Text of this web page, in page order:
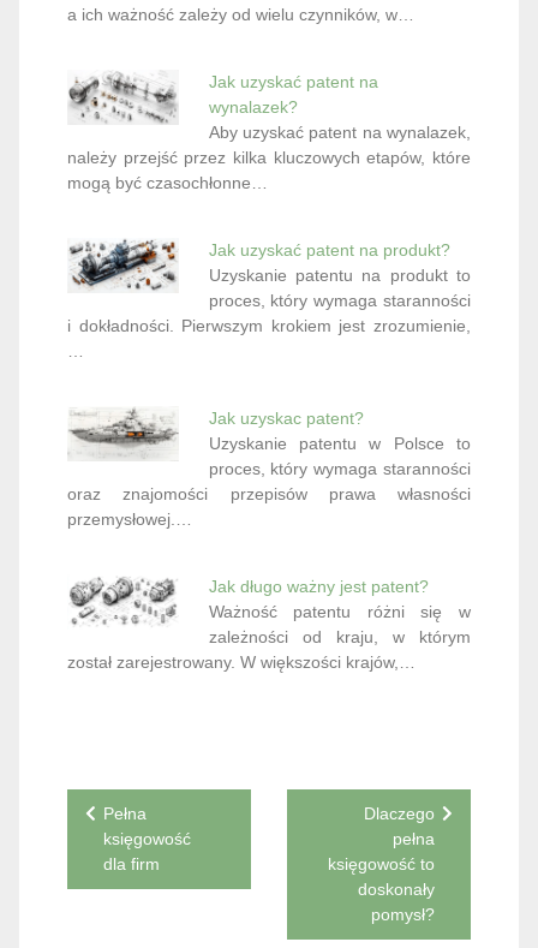
a ich ważność zależy od wielu czynników, w…
Jak uzyskać patent na
wynalazek?
Aby uzyskać patent na wynalazek,
należy przejść przez kilka kluczowych etapów, które
mogą być czasochłonne…
Jak uzyskać patent na produkt?
Uzyskanie patentu na produkt to
proces, który wymaga staranności
i dokładności. Pierwszym krokiem jest zrozumienie,
Jak uzyskac patent?
Uzyskanie patentu w Polsce to
proces, który wymaga staranności
oraz znajomości przepisów prawa własności
przemysłowej.…
Jak długo ważny jest patent?
Ważność patentu różni się w
zależności od kraju, w którym
został zarejestrowany. W większości krajów,…
Nawigacja
wpisu
Pełna
księgowość
dla firm
Dlaczego
pełna
księgowość to
doskonały
pomysł?